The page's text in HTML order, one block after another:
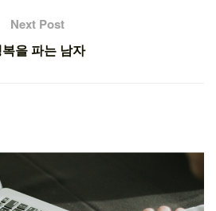
Next Post
을 파는 남자